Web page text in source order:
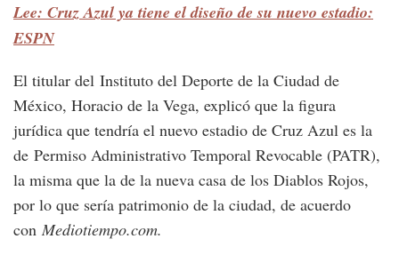
Lee: Cruz Azul ya tiene el diseño de su nuevo estadio:
ESPN
El titular del Instituto del Deporte de la Ciudad de
México, Horacio de la Vega, explicó que la figura
jurídica que tendría el nuevo estadio de Cruz Azul es la
de Permiso Administrativo Temporal Revocable (PATR),
la misma que la de la nueva casa de los Diablos Rojos,
por lo que sería patrimonio de la ciudad, de acuerdo
con Mediotiempo.com.